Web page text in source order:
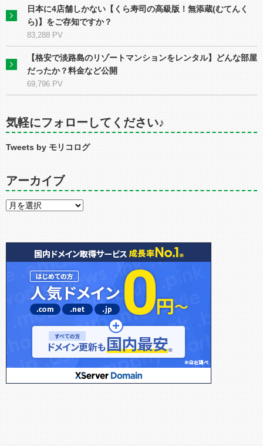
日本に4店舗しかない【くら寿司の高級版！無添蔵(むてんく
ら)】をご存知ですか？
83,288 PV
【格安で淡路島のリゾートマンションをレンタル】どんな部屋
だったか？料金など公開
69,796 PV
気軽にフォローしてください♪
Tweets by モリコログ
アーカイブ
ア
イ